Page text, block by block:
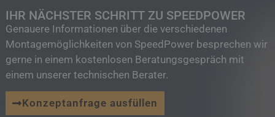
IHR NÄCHSTER SCHRITT ZU SPEEDPOWER
Genauere Informationen über die verschiedenen
Montagemöglichkeiten von SpeedPower besprechen wir
gerne in einem kostenlosen Beratungsgespräch mit
einem unserer technischen Berater.
Konzeptanfrage ausfüllen